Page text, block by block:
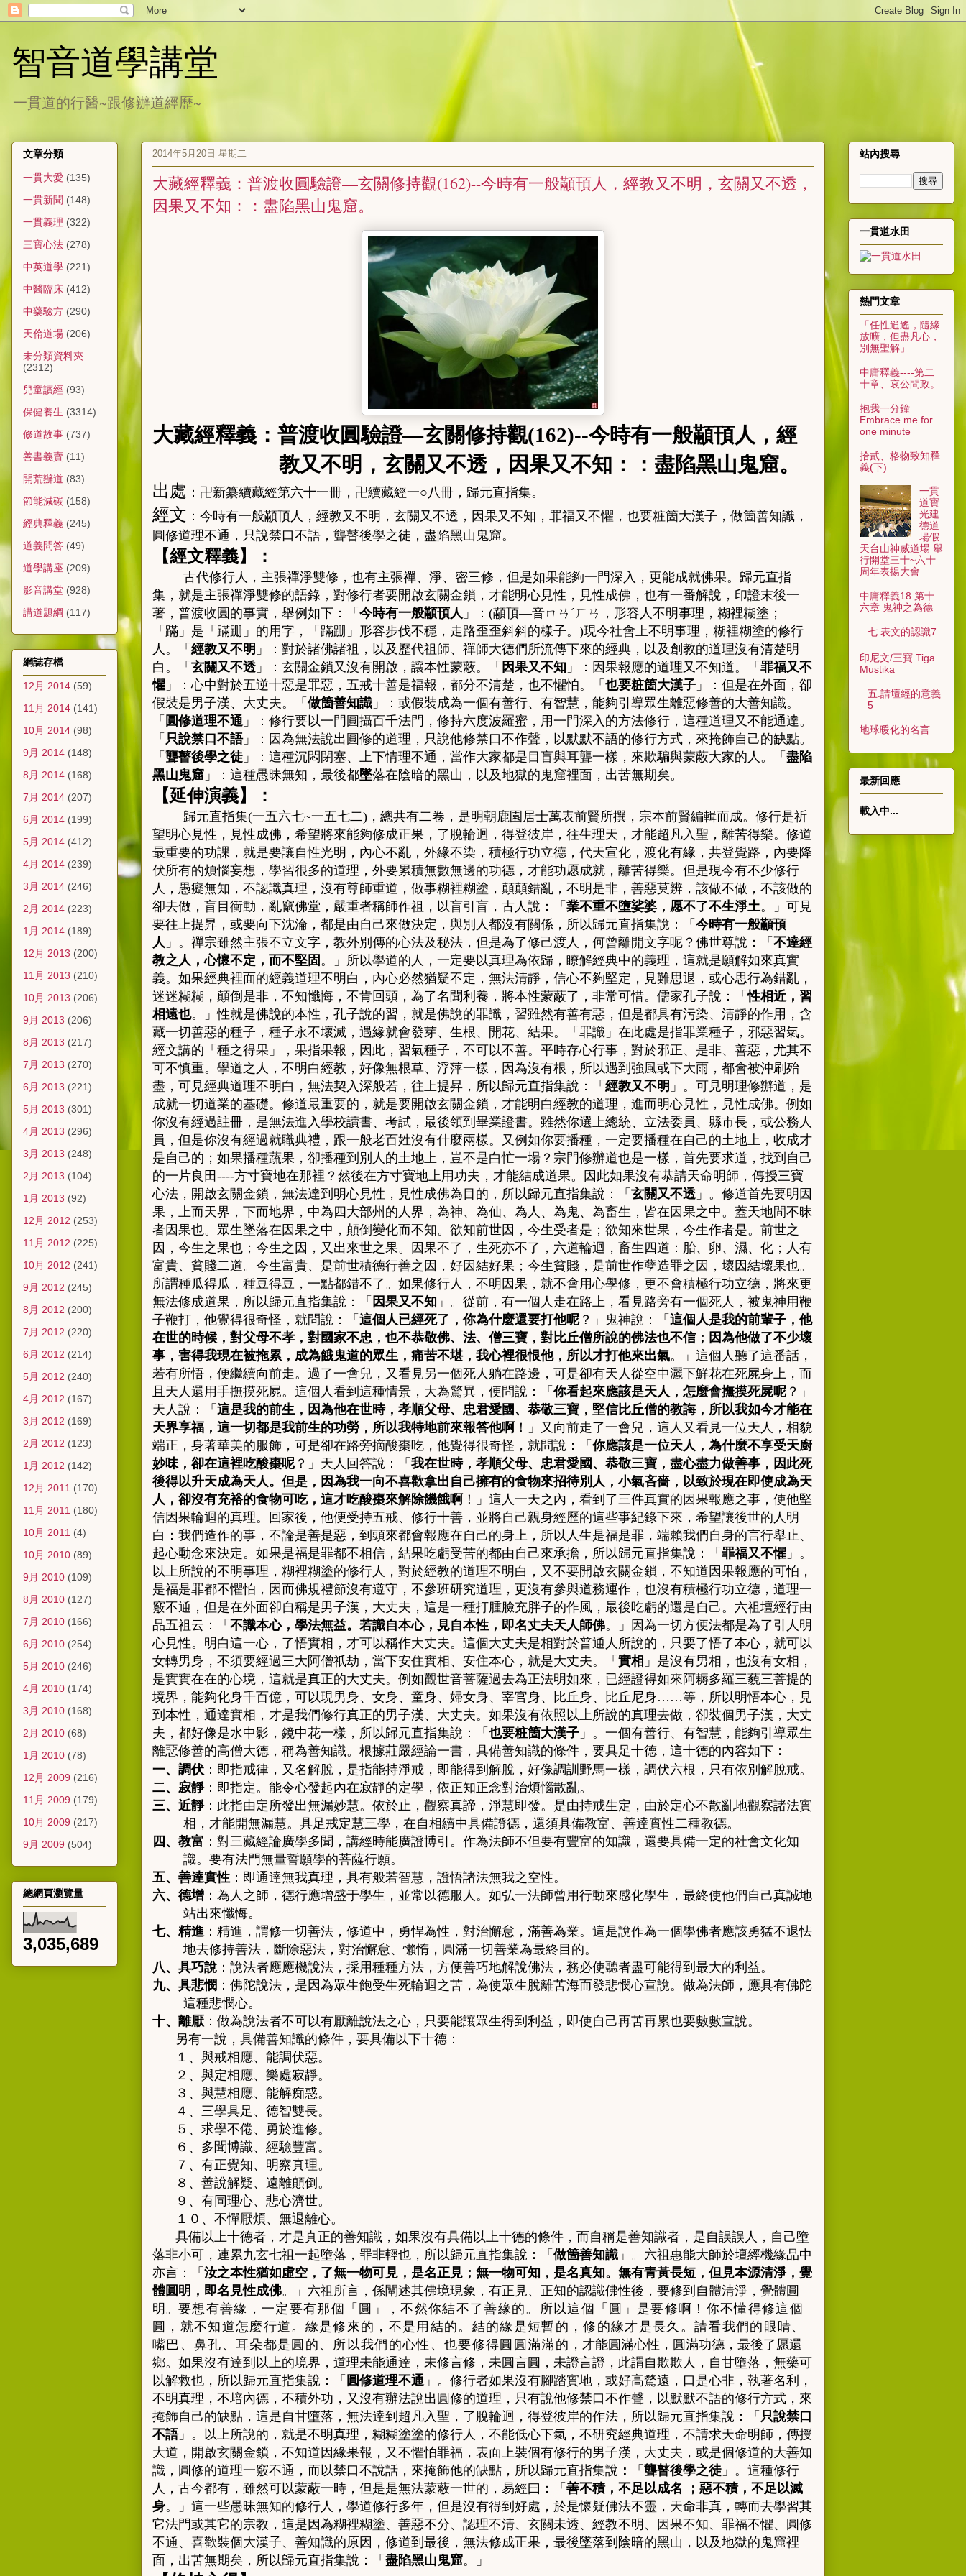
智音道學講堂
一貫道的行醫~跟修辦道經歷~
2014年5月20日 星期二
大藏經釋義：普渡收圓驗證—玄關修持觀(162)--今時有一般顢頇人，經教又不明，玄關又不透，
因果又不知：：盡陷黑山鬼窟。
大藏經釋義：普渡收圓驗證—玄關修持觀(162)--今時有一般顢頇人，經
教又不明，玄關又不透，因果又不知：： 盡陷黑山鬼窟。
出處 ：卍新纂續藏經第六十一冊，卍續藏經一○八冊，歸元直指集。
經文 ： 今時有一般顢頇人，經教又不明，玄關又不透，因果又不知，罪福又不懼，也要粧箇大漢子，做箇善知識，
圓修道理不通，只說禁口不語，聾瞽後學之徒，盡陷黑山鬼窟。
【經文釋義】：
古代修行人，主張禪淨雙修，也有主張禪、淨、密三修，但是如果能夠一門深入，更能成就佛果。歸元直指
集，就是主張禪淨雙修的語錄，對修行者要開啟玄關金鎖，才能明心見性，見性成佛，也有一番解說， 印證末後一
著，普渡收圓的事實， 舉例 如下：「 今時有一般顢頇人 」 ： (顢頇—音ㄇㄢˊㄏㄢ，形容人不明事理，糊裡糊塗；
「蹣」是「蹣跚」的用字，「蹣跚」形容步伐不穩，走路歪歪斜斜的樣子。 )現今社會上不明事理，糊裡糊塗的修行
人。「 經教又不明 」： 對於諸佛諸祖，以及歷代祖師、禪師大德們所流傳下來的經典，以及創教的道理沒有清楚明
白。「 玄關又不透 」： 玄關金鎖又沒有開啟，讓本性蒙蔽。「 因果又不知 」： 因果報應的道理又不知道。「 罪福又不
懼 」：心中對於五逆十惡是罪惡 ， 五戒十善是福報，都分不清楚，也不懼怕。「 也要粧箇大漢子 」： 但是在外面，卻
假裝是男子漢、大丈夫。「 做箇善知識 」： 或假裝成為一個有善行、有智慧，能夠引導眾生離惡修善的大善知識。
「 圓修道理不通 」： 修行要以一門圓攝百千法門，修持六度波羅蜜，用一門深入的方法修行，這種道理又不能通達。
「 只說禁口不語」： 因為無法說出圓修的道理，只說他修禁口不作聲，以默默不語的修行方式，來掩飾自己的缺點。
「 聾瞽後學之徒 」： 這種沉悶閉塞、上下情理不通，當作大家都是目盲與耳聾一樣，來欺騙與蒙蔽大家的人。「 盡陷
黑山鬼窟 」： 這種愚昧無知，最後都墜落在陰暗的黑山，以及地獄的鬼窟裡面，出苦無期矣。
【延伸演義】：
歸元直指集(一五六七~一五七二)，總共有二卷，是明朝鹿園居士萬表前賢所撰，宗本前賢編輯而成。修行是祈
望明心見性，見性成佛，希望將來能夠修成正果，了脫輪迴，得登彼岸，往生理天，才能超凡入聖，離苦得樂。修道
最重要的功課，就是要讓自性光明，內心不亂，外緣不染，積極行功立德，代天宣化，渡化有緣，共登覺路，內要降
伏所有的煩惱妄想，學習很多的道理，外要累積無數無邊的功德，才能功愿成就，離苦得樂。但是現今有不少修行
人，愚癡無知，不認識真理，沒有尊師重道，做事糊裡糊塗，顛顛錯亂，不明是非，善惡莫辨，該做不做，不該做的
卻去做，盲目衝動，亂竄佛堂，嚴重者稱師作祖，以盲引盲，古人說：「 業不重不墮娑婆，愿不了不生淨土。」可見
要往上提昇，或要向下沈淪，都是由自己來做決定，與別人都沒有關係，所以歸元直指集說：「 今時有一般顢頇
人 」。 禪宗雖然主張不立文字，教外別傳的心法及秘法，但是為了修己渡人，何曾離開文字呢？佛世尊說 ：「 不達經
教之人，心懷不定，而不堅固 。」 所以學道的人 ， 一定要以真理為依歸，瞭解經典中的義理，這就是願解如來真實
義。如果經典裡面的經義道理不明白，內心必然猶疑不定，無法清靜，信心不夠堅定，見難思退，或心思行為錯亂，
迷迷糊糊，顛倒是非，不知懺悔，不肯回頭，為了名聞利養，將本性蒙蔽了，非常可惜。儒家孔子說：「性相近，習
相遠也。」性就是佛說的本性 ， 孔子說的習，就是佛說的罪識，習雖然有善有惡，但是都具有污染、清靜的作用，含
藏一切善惡的種子，種子永不壞滅，遇緣就會發芽、生根、開花、結果。
「罪識」在此處是指罪業種子，邪惡習氣。
經文講的「種之得果」，果指果報，因此，習氣種子，不可以不善。平時存心行事，對於邪正、是非、善惡，尤其不
可不慎重。學道之人 ， 不明白經教，好像無根草、浮萍一樣，因為沒有根，所以遇到強風或下大雨，都會被沖刷殆
盡 ， 可見經典道理不明白，無法契入深般若，往上提昇，所以歸元直指集說：「 經教又不明 」 。可見明理修辦道 ， 是
成就一切道業的基礎。修道最重要的 ， 就是要開啟玄關金鎖，才能明白經教的道理，進而明心見性，見性成佛。例如
你沒有經過註冊，是無法進入學校讀書、考試，最後領到畢業證書。雖然你選上總統、立法委員、縣市長，或公務人
員，但是你沒有經過就職典禮，跟一般老百姓沒有什麼兩樣。又例如你要播種，一定要播種在自己的土地上，收成才
是自己的；如果播種蔬果，卻播種到別人的土地上，豈不是白忙一場？宗門修辦道也是一樣，首先要求道，找到自己
的一片良田 ----方寸寶地在那裡？然後在方寸寶地上用功夫，才能結成道果。因此如果沒有恭請天命明師，傳授三寶
心法，開啟玄關金鎖，無法達到明心見性，見性成佛為目的，所以歸元直指集說：「 玄關又不透 」。 修道首先要明因
果，上而天界，下而地界，中為四大部州的人界，為神、為仙、為人、為鬼、為畜生，皆在因果之中。蓋天地間不昧
者因果也。眾生墜落在因果之中，顛倒變化而不知。欲知前世因，今生受者是；欲知來世果，今生作者是。前世之
因，今生之果也；今生之因，又出來世之果。
因果不了，生死亦不了，六道輪迴，畜生四道：胎、卵、濕、化；人有
富貴、貧賤二道。今生富貴、是前世積德行善之因，好因結好果；今生貧賤，是前世作孽造罪之因，壞因結壞果也。
所謂種瓜得瓜，種豆得豆，一點都錯不了。如果修行人，不明因果，就不會用心學修，更不會積極行功立德，將來更
無法修成道果，所以歸元直指集說： 「 因果又不知 」。 從前，有一個人走在路上，看見路旁有一個死人，被鬼神用鞭
子鞭打，他覺得很奇怪，就問說：「 這個人已經死了，你為什麼還要打他呢？」鬼神說：「 這個人是我的前輩子，他
在世的時候，對父母不孝，對國家不忠，也不恭敬佛、法、僧三寶，對比丘僧所說的佛法也不信；因為他做了不少壞
事，害得我現在被拖累，成為餓鬼道的眾生，痛苦不堪，我心裡很恨他，所以才打他來出氣。」這個人聽了這番話，
若有所悟，便繼續向前走。過了一會兒，又看見另一個死人躺在路邊，可是卻有天人從空中灑下鮮花在死屍身上，而
且天人還用手撫摸死屍。這個人看到這種情景，大為驚異，便問說：「你看起來應該是天人，怎麼會撫摸死屍呢？」
天人說：「 這是我的前生，因為他在世時，孝順父母、忠君愛國、恭敬三寶，堅信比丘僧的教誨，所以我如今才能在
天界享福，這一切都是我前生的功勞，所以我特地前來報答他啊 ！」又向前走了一會兒，這人又看見一位天人，相貌
端正，身著華美的服飾，可是卻在路旁摘酸棗吃，他覺得很奇怪，就問說：「你應該是一位天人，為什麼不享受天廚
妙味，卻在這裡吃酸棗呢？」天人回答說：「 我在世時，孝順父母、忠君愛國、恭敬三寶，盡心盡力做善事，因此死
後得以升天成為天人。但是，因為我一向不喜歡拿出自己擁有的食物來招待別人，小氣吝嗇，以致於現在即使成為天
人，卻沒有充裕的食物可吃，這才吃酸棗來解除饑餓啊 ！」這人一天之內，看到了三件真實的因果報應之事，使他堅
信因果輪迴的真理。回家後，他便受持五戒、修行十善，並將自己親身經歷的這些事紀錄下來，希望讓後世的人明
白：我們造作的事，不論是善是惡，到頭來都會報應在自己的身上，所以人生是福是罪，端賴我們自身的言行舉止、
起心動念來決定。如果是福是罪都不相信，結果吃虧受苦的都由自己來承擔，所以歸元直指集說： 「 罪福又不懼 」 。
以上所說的不明事理，糊裡糊塗的修行人，對於經教的道理不明白，又不要開啟玄關金鎖，不知道因果報應的可怕，
是福是罪都不懼怕，因而佛規禮節沒有遵守，不參班研究道理，更沒有參與道務運作，也沒有積極行功立德，道理一
竅不通 ， 但是在外面卻自稱是男子漢，大丈夫，這是一種打腫臉充胖子的作風，最後吃虧的還是自己。六祖壇經行由
品五祖云：「 不識本心，學法無益。若識自本心，見自本性，即名丈夫天人師佛。」因為一切方便法都是為了引人明
心見性。明白這一心，了悟實相，才可以稱作大丈夫。這個大丈夫是相對於普通人所說的，只要了悟了本心，就可以
女轉男身，不須要經過三大阿僧祇劫，當下安住實相、安住本心，就是大丈夫。「 實相 」是沒有男相，也沒有女相，
是實實在在的心境，這就是真正的大丈夫。例如觀世音菩薩過去為正法明如來，已經證得如來阿耨多羅三藐三菩提的
境界，能夠化身千百億，可以現男身、女身、童身、婦女身、宰官身、比丘身、比丘尼身……等，所以明悟本心，見
到本性，通達實相，才是我們修行真正的男子漢、大丈夫。如果沒有依照以上所說的真理去做，卻裝個男子漢，大丈
夫，都好像是水中影，鏡中花一樣，所以歸元直指集說： 「 也要粧箇大漢子 」。 一個有善行、有智慧，能夠引導眾生
離惡修善的高僧大德 ， 稱為善知識。根據莊嚴經論一書，具備善知識的條件，要具足十德，這十德的內容如下 ：
一、調伏 ：即指戒律，又名解脫，是指能持淨戒，即能得到解脫，好像調訓野馬一樣，調伏六根，只有依別解脫戒。
二、寂靜：即指定。能令心發起內在寂靜的定學，依正知正念對治煩惱散亂。
三、近靜：此指由定所發出無漏妙慧。依於止，觀察真諦，淨慧即發。是由持戒生定，由於定心不散亂地觀察諸法實
相，才能開無漏慧。具足戒定慧三學，在自相續中具備證德，還須具備教富、善達實性二種教德。
四、教富 ：對三藏經論廣學多聞，講經時能廣證博引。作為法師不但要有豐富的知識，還要具備一定的社會文化知
識。要有法門無量誓願學的菩薩行願。
五、善達實性 ：即通達無我真理，具有般若智慧，證悟諸法無我之空性。
六、德增 ：為人之師，德行應增盛于學生，並常以德服人。如弘一法師曾用行動來感化學生，最終使他們自己真誠地
站出來懺悔。
七、精進 ：精進，謂修一切善法，修道中，勇悍為性，對治懈怠，滿善為業。這是說作為一個學佛者應該勇猛不退怯
地去修持善法，斷除惡法，對治懈怠、懶惰，圓滿一切善業為最終目的。
八、具巧說 ：說法者應應機說法，採用種種方法，方便善巧地解說佛法，務必使聽者盡可能得到最大的利益。
九、具悲憫 ：佛陀說法，是因為眾生飽受生死輪迴之苦，為使眾生脫離苦海而發悲憫心宣說。做為法師，應具有佛陀
這種悲憫心。
十、離厭 ：做為說法者不可以有厭離說法之心，只要能讓眾生得到利益，即使自己再苦再累也要數數宣說。
另有一說，具備善知識的條件，要具備以下十德：
１、與戒相應、能調伏惡。
２、與定相應、樂處寂靜。
３、與慧相應、能解痴惑。
４、三學具足、德智雙長。
５、求學不倦、勇於進修。
６、多聞博識、經驗豐富。
７、有正覺知、明察真理。
８、善說解疑、遠離顛倒。
９、有同理心、悲心濟世。
１０、不憚厭煩、無退離心。
具備以上十德者，才是真正的善知識，如果沒有具備以上十德的條件，而自稱是善知識者，是自誤誤人，自己墮
落非小可，連累九玄七祖一起墮落，罪非輕也，所以歸元直指集說 ： 「 做箇善知識 」 。六祖惠能大師於壇經機緣品中
亦言：「 汝之本性猶如虛空，了無一物可見，是名正見；無一物可知，是名真知。無有青黃長短，但見本源清淨，覺
體圓明，即名見性成佛。」六祖所言，係闡述其佛境現象，有正見、正知的認識佛性後，要修到自體清淨，覺體圓
明。 要想有善緣，一定要有那個「圓」，不然你結不了善緣的。所以這個「圓」是要修啊！你不懂得修這個
圓，就不知道怎麼行道。緣是修來的，不是用結的。結的緣是短暫的，修的緣才是長久。請看我們的眼睛、
嘴巴、鼻孔、耳朵都是圓的、所以我們的心性、也要修得圓圓滿滿的 ，才能圓滿心性，圓滿功德，最後了愿還
鄉。如果沒有達到以上的境界，道理未能通達，未修言修 ， 未圓言圓，未證言證，此謂自欺欺人，自甘墮落 ， 無藥可
以解救也，所以歸元直指集說 ： 「 圓修道理不通 」。 修行者如果沒有腳踏實地，或好高騖遠，口是心非，執著名利，
不明真理 ， 不培內德，不積外功，又沒有辦法說出圓修的道理，只有說他修禁口不作聲，以默默不語的修行方式，來
掩飾自己的缺點，這是自甘墮落 ， 無法達到超凡入聖，了脫輪迴，得登彼岸的作法，所以歸元直指集說 ： 「 只說禁口
不語」。 以上所說的，就是不明真理，糊糊塗塗的修行人，不能低心下氣，不研究經典道理，不請求天命明師，傳授
大道，開啟玄關金鎖，不知道因緣果報，又不懼怕罪福，表面上裝個有修行的男子漢，大丈夫，或是個修道的大善知
識，圓修的道理一竅不通，而以禁口不說話，來掩飾他的缺點，所以歸元直指集說 ： 「 聾瞽後學之徒 」。 這種修行
人，古今都有，雖然可以蒙蔽一時，但是是無法蒙蔽一世的，易經曰：「 善不積，不足以成名 ；惡不積，不足以滅
身。」這一些愚昧無知的修行人 ， 學道修行多年，但是沒有得到好處，於是懷疑佛法不靈，天命非真，轉而去學習其
它法門或其它的宗教，這是因為糊裡糊塗、善惡不分、認理不清、玄關未透、經教不明、因果不知、罪福不懼、圓修
不通、喜歡裝個大漢子、善知識的原因，修道到最後，無法修成正果，最後墜落到陰暗的黑山，以及地獄的鬼窟裡
面，出苦無期矣，所以歸元直指集說：「 盡陷黑山鬼窟。」
文章分類
一貫大愛 (135)
一貫新聞 (148)
一貫義理 (322)
三寶心法 (278)
中英道學 (221)
中醫臨床 (412)
中藥驗方 (290)
天倫道場 (206)
未分類資料夾
(2312)
兒童讀經 (93)
保健養生 (3314)
修道故事 (737)
善書義賣 (11)
開荒辦道 (83)
節能減碳 (158)
經典釋義 (245)
道義問答 (49)
道學講座 (209)
影音講堂 (928)
講道題綱 (117)
網誌存檔
12月 2014 (59)
11月 2014 (141)
10月 2014 (98)
9月 2014 (148)
8月 2014 (168)
7月 2014 (207)
6月 2014 (199)
5月 2014 (412)
4月 2014 (239)
3月 2014 (246)
2月 2014 (223)
1月 2014 (189)
12月 2013 (200)
11月 2013 (210)
10月 2013 (206)
9月 2013 (206)
8月 2013 (217)
7月 2013 (270)
6月 2013 (221)
5月 2013 (301)
4月 2013 (296)
3月 2013 (248)
2月 2013 (104)
1月 2013 (92)
12月 2012 (253)
11月 2012 (225)
10月 2012 (241)
9月 2012 (245)
8月 2012 (200)
7月 2012 (220)
6月 2012 (214)
5月 2012 (240)
4月 2012 (167)
3月 2012 (169)
2月 2012 (123)
1月 2012 (142)
12月 2011 (170)
11月 2011 (180)
10月 2011 (4)
10月 2010 (89)
9月 2010 (109)
8月 2010 (127)
7月 2010 (166)
6月 2010 (254)
5月 2010 (246)
4月 2010 (174)
3月 2010 (168)
2月 2010 (68)
1月 2010 (78)
12月 2009 (216)
11月 2009 (179)
10月 2009 (217)
9月 2009 (504)
總網頁瀏覽量
3,035,689
站內搜尋
一貫道水田
熱門文章
「任性逍遙，隨緣
放曠，但盡凡心，
別無聖解」
中庸釋義----第二
十章、哀公問政。
抱我一分鐘
Embrace me for
one minute
拾貳、格物致知釋
義(下)
一貫
道寶
光建
德道
場假
天台山神威道場 舉
行開堂三十~六十
周年表揚大會
中庸釋義18 第十
六章 鬼神之為德
七.表文的認識7
印尼文/三寶 Tiga
Mustika
五.請壇經的意義
5
地球暖化的名言
最新回應
載入中...